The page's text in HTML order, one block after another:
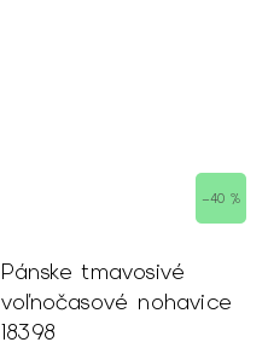
–40 %
Pánske tmavosivé
voľnočasové nohavice
18398